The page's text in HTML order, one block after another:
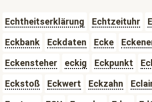
Echtheitserklärung Echtzeituhr
Eckbank
Eckdaten Ecke
Eckensteher
eckig Eckpunkt
Eckstoß
Eckwert Eckzahn